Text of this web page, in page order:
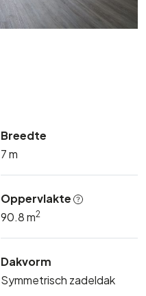
Breedte
7 m
Oppervlakte
90.8 m2
Dakvorm
Symmetrisch zadeldak